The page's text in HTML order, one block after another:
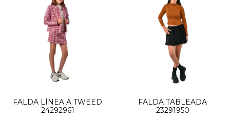
FALDA LÍNEA A TWEED
24292961
FALDA TABLEADA
23291950